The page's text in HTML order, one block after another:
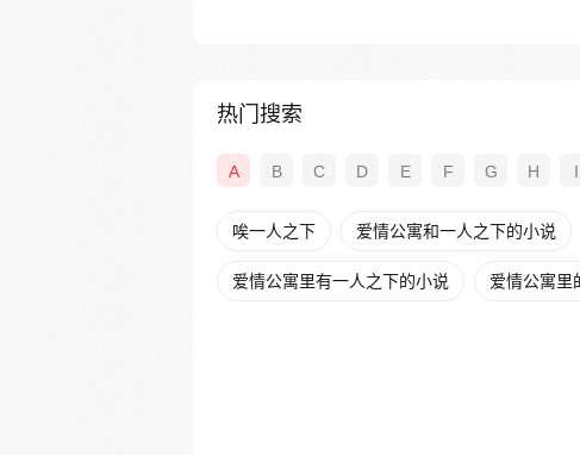
热门搜索
A B C D E F G H I
唉一人之下 爱情公寓和一人之下的小说
爱情公寓里有一人之下的小说 爱情公寓里